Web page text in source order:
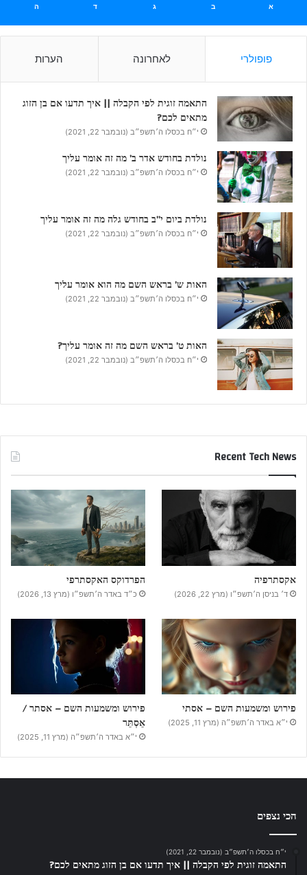
א ב ג ד ה
פופולרי לאחרונה הערות
התאמה זוגית לפי הקבלה || איך תדעו אם בן הזוג
מתאים לכם?
י״ח בכסלו ה׳תשפ״ב (נובמבר 22, 2021)
נולדת בחודש אדר ב’ מה זה אומר עליך
י״ח בכסלו ה׳תשפ״ב (נובמבר 22, 2021)
נולדת ביום י”ב בחודש גלה מה זה אומר עליך
י״ח בכסלו ה׳תשפ״ב (נובמבר 22, 2021)
האות ש’ בראש השם מה הוא אומר עליך
י״ח בכסלו ה׳תשפ״ב (נובמבר 22, 2021)
האות ט’ בראש השם מה זה אומר עליך?
י״ח בכסלו ה׳תשפ״ב (נובמבר 22, 2021)
Recent Tech News
אקסתרפיה
ד׳ בניסן ה׳תשפ״ו (מרץ 22, 2026)
הפרדוקס האקסתרפי
כ״ד באדר ה׳תשפ״ו (מרץ 13, 2026)
פירוש ומשמעות השם – אסתי
י״א באדר ה׳תשפ״ה (מרץ 11, 2025)
פירוש ומשמעות השם – אסתר /
אֵסְתֵּר
י״א באדר ה׳תשפ״ה (מרץ 11, 2025)
הכי נצפים
י״ח בכסלו ה׳תשפ״ב (נובמבר 22, 2021)
התאמה זוגית לפי הקבלה || איך תדעו אם בן הזוג מתאים לכם?